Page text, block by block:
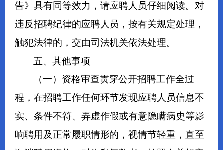
告》具有同等效力，请应聘人员仔细阅读。对
违反招聘纪律的应聘人员，按有关规定处理，
触犯法律的，交由司法机关依法处理。
五、其他事项
（一）资格审查贯穿公开招聘工作全过
程，在招聘工作任何环节发现应聘人员信息不
实、条件不符、弄虚作假或有意隐瞒病史等影
响聘用及正常履职情形的，视情节轻重，直至